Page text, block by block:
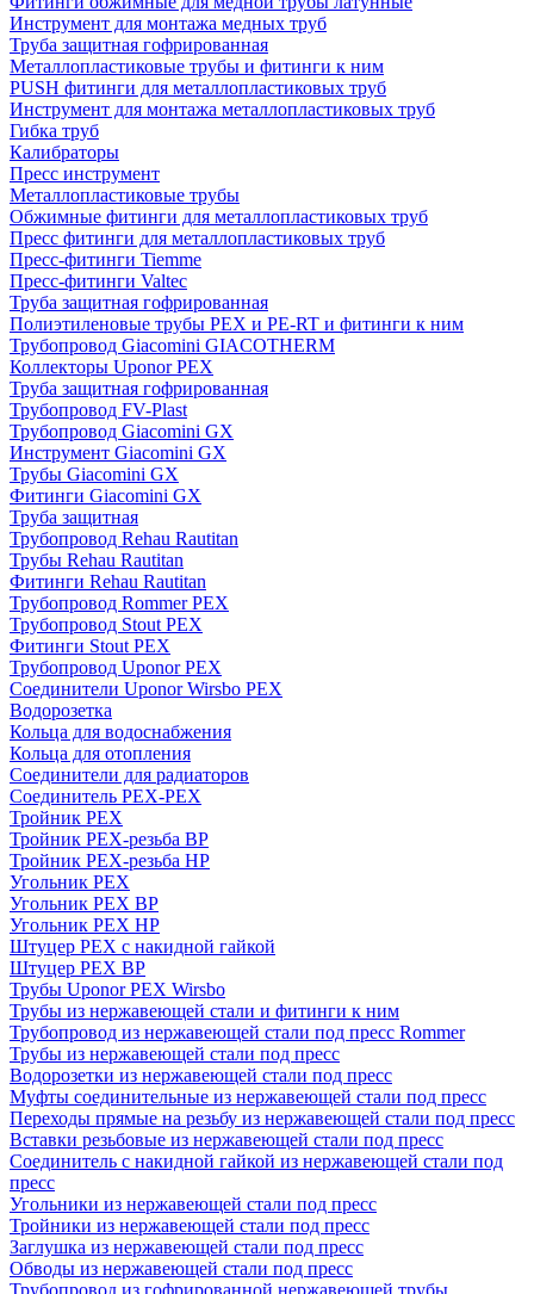
Инструмент для монтажа медных труб
Труба защитная гофрированная
Металлопластиковые трубы и фитинги к ним
PUSH фитинги для металлопластиковых труб
Инструмент для монтажа металлопластиковых труб
Гибка труб
Калибраторы
Пресс инструмент
Металлопластиковые трубы
Обжимные фитинги для металлопластиковых труб
Пресс фитинги для металлопластиковых труб
Пресс-фитинги Tiemme
Пресс-фитинги Valtec
Труба защитная гофрированная
Полиэтиленовые трубы PEX и PE-RT и фитинги к ним
Трубопровод Giacomini GIACOTHERM
Коллекторы Uponor PEX
Труба защитная гофрированная
Трубопровод FV-Plast
Трубопровод Giacomini GX
Инструмент Giacomini GX
Трубы Giacomini GX
Фитинги Giacomini GX
Труба защитная
Трубопровод Rehau Rautitan
Трубы Rehau Rautitan
Фитинги Rehau Rautitan
Трубопровод Rommer PEX
Трубопровод Stout PEX
Фитинги Stout PEX
Трубопровод Uponor PEX
Соединители Uponor Wirsbo PEX
Водорозетка
Кольца для водоснабжения
Кольца для отопления
Соединители для радиаторов
Соединитель PEX-PEX
Тройник PEX
Тройник PEX-резьба ВР
Тройник PEX-резьба НР
Угольник PEX
Угольник PEX ВР
Угольник PEX НР
Штуцер PEX c накидной гайкой
Штуцер PEX ВР
Трубы Uponor PEX Wirsbo
Трубы из нержавеющей стали и фитинги к ним
Трубопровод из нержавеющей стали под пресс Rommer
Трубы из нержавеющей стали под пресс
Водорозетки из нержавеющей стали под пресс
Муфты соединительные из нержавеющей стали под пресс
Переходы прямые на резьбу из нержавеющей стали под пресс
Вставки резьбовые из нержавеющей стали под пресс
Соединитель с накидной гайкой из нержавеющей стали под
пресс
Угольники из нержавеющей стали под пресс
Тройники из нержавеющей стали под пресс
Заглушка из нержавеющей стали под пресс
Обводы из нержавеющей стали под пресс
Трубопровод из гофрированной нержавеющей трубы